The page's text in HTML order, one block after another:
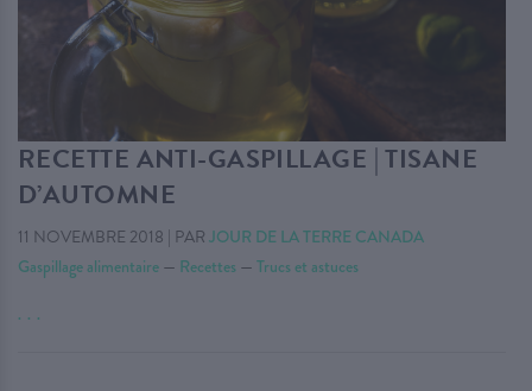
RECETTE ANTI-GASPILLAGE | TISANE
D’AUTOMNE
11 NOVEMBRE 2018 | PAR JOUR DE LA TERRE CANADA
Gaspillage alimentaire — Recettes — Trucs et astuces
. . .